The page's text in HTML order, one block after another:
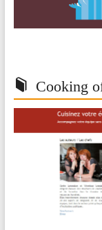
Cooking